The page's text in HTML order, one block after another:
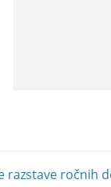
razstave ročnih